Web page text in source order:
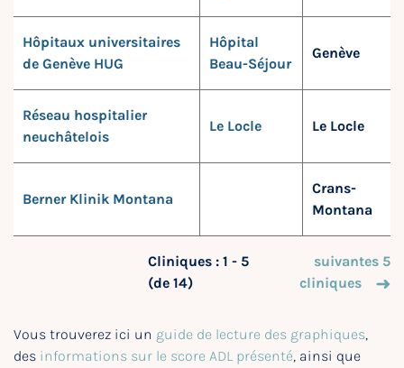
Hôpitaux universitaires
de Genève HUG
Hôpital
Beau-Séjour
Genève
Réseau hospitalier
neuchâtelois
Le Locle Le Locle
Berner Klinik Montana
Crans-
Montana
Cliniques : 1 - 5
(de 14)
suivantes 5
cliniques
Vous trouverez ici un guide de lecture des graphiques,
des informations sur le score ADL présenté, ainsi que